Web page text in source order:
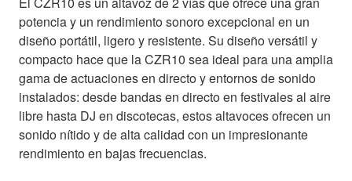
potencia y un rendimiento sonoro excepcional en un
diseño portátil, ligero y resistente. Su diseño versátil y
compacto hace que la CZR10 sea ideal para una amplia
gama de actuaciones en directo y entornos de sonido
instalados: desde bandas en directo en festivales al aire
libre hasta DJ en discotecas, estos altavoces ofrecen un
sonido nítido y de alta calidad con un impresionante
rendimiento en bajas frecuencias.